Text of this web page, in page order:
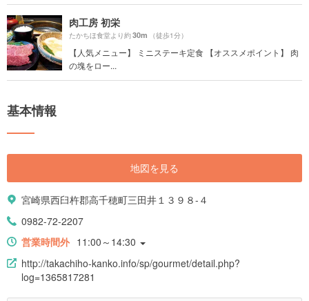
肉工房 初栄
たかちほ食堂より約30m （徒歩1分）
【人気メニュー】 ミニステーキ定食 【オススメポイント】 肉
の塊をロー...
基本情報
地図を見る
宮崎県西臼杵郡高千穂町三田井１３９８-４
0982-72-2207
営業時間外 11:00～14:30
http://takachiho-kanko.info/sp/gourmet/detail.php?
log=1365817281